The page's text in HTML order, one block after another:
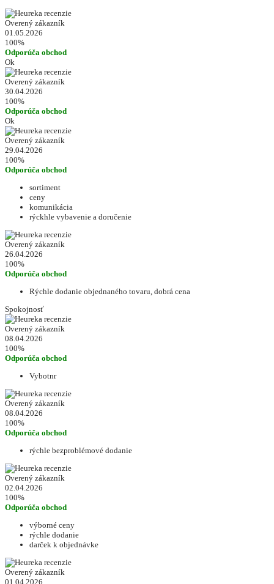
Overený zákazník
01.05.2026
100%
Odporúča obchod
Ok
Overený zákazník
30.04.2026
100%
Odporúča obchod
Ok
Overený zákazník
29.04.2026
100%
Odporúča obchod
sortiment
ceny
komunikácia
rýckhle vybavenie a doručenie
Overený zákazník
26.04.2026
100%
Odporúča obchod
Rýchle dodanie objednaného tovaru, dobrá cena
Spokojnosť
Overený zákazník
08.04.2026
100%
Odporúča obchod
Vybotnr
Overený zákazník
08.04.2026
100%
Odporúča obchod
rýchle bezproblémové dodanie
Overený zákazník
02.04.2026
100%
Odporúča obchod
výborné ceny
rýchle dodanie
darček k objednávke
Overený zákazník
01.04.2026